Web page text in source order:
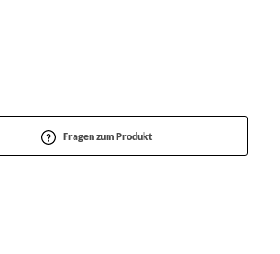
Fragen zum Produkt